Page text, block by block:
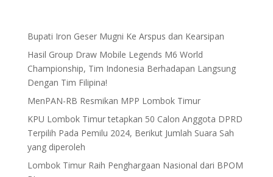
Bupati Iron Geser Mugni Ke Arspus dan Kearsipan
Hasil Group Draw Mobile Legends M6 World
Championship, Tim Indonesia Berhadapan Langsung
Dengan Tim Filipina!
MenPAN-RB Resmikan MPP Lombok Timur
KPU Lombok Timur tetapkan 50 Calon Anggota DPRD
Terpilih Pada Pemilu 2024, Berikut Jumlah Suara Sah
yang diperoleh
Lombok Timur Raih Penghargaan Nasional dari BPOM